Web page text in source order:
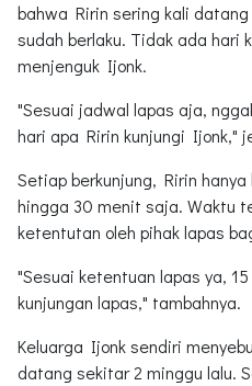
bahwa Ririn sering kali
sudah berlaku. Tidak ada hari
menjenguk Ijonk.
"Sesuai jadwal lapas aja,
hari apa Ririn kunjungi Ijonk,"
Setiap berkunjung, Ririn
hingga 30 menit saja. Waktu
ketentutan oleh pihak lapas
"Sesuai ketentuan lapas ya,
kunjungan lapas," tambahnya.
Keluarga Ijonk sendiri
datang sekitar 2 minggu lalu.